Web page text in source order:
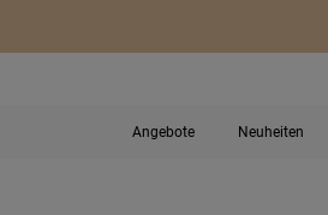
Angebote Neuheiten